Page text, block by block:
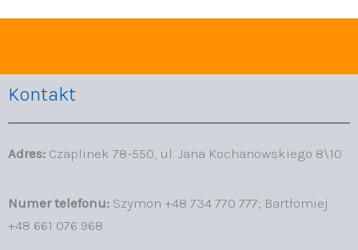
Kontakt
Adres: Czaplinek 78-550, ul. Jana Kochanowskiego 8\10
Numer telefonu: Szymon +48 734 770 777; Bartłomiej
+48 661 076 968